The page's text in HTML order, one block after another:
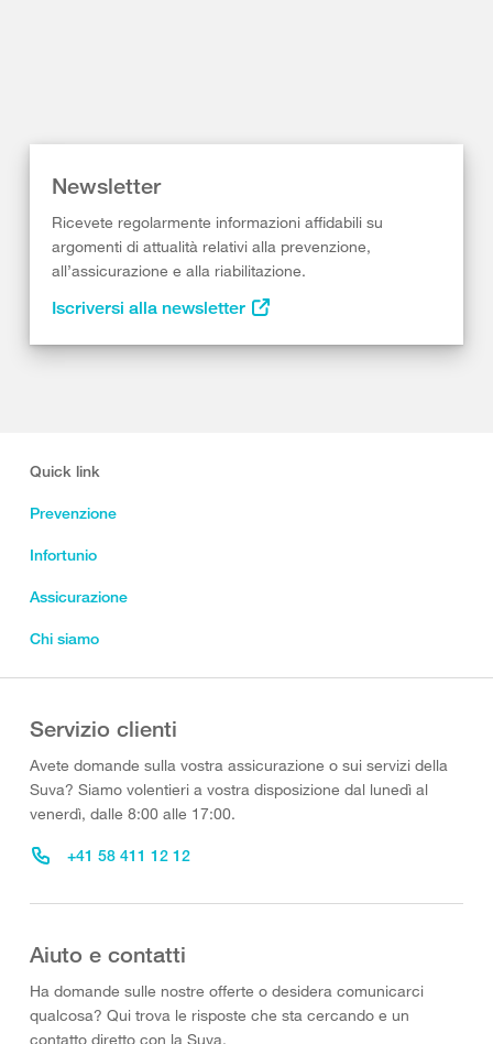
Newsletter
Ricevete regolarmente informazioni affidabili su
argomenti di attualità relativi alla prevenzione,
all’assicurazione e alla riabilitazione.
Iscriversi alla newsletter
Quick link
Prevenzione
Infortunio
Assicurazione
Chi siamo
Servizio clienti
Avete domande sulla vostra assicurazione o sui servizi della
Suva? Siamo volentieri a vostra disposizione dal lunedì al
venerdì, dalle 8:00 alle 17:00.
+41 58 411 12 12
Aiuto e contatti
Ha domande sulle nostre offerte o desidera comunicarci
qualcosa? Qui trova le risposte che sta cercando e un
contatto diretto con la Suva.